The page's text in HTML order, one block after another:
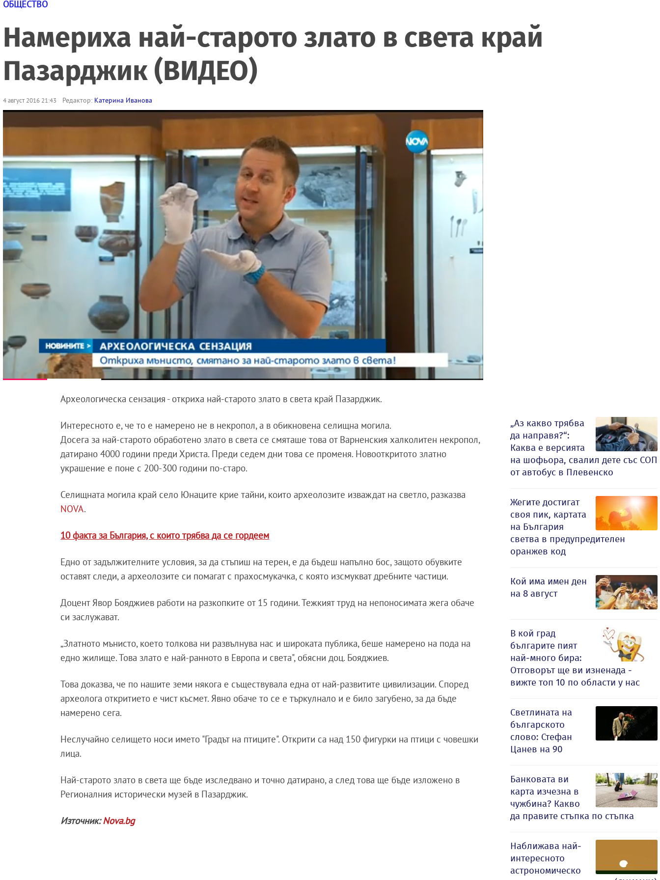
ОБЩЕСТВО
Намериха най-старото злато в света край
Пазарджик (ВИДЕО)
4 август 2016 21:43 Редактор: Катерина Иванова
Археологическа сензация - откриха най-старото злато в света край Пазарджик.
Интересното е, че то е намерено не в некропол, а в обикновена селищна могила.
Досега за най-старото обработено злато в света се смяташе това от Варненския халколитен некропол,
датирано 4000 години преди Христа. Преди седем дни това се променя. Новооткритото златно
украшение е поне с 200-300 години по-старо.
Селищната могила край село Юнаците крие тайни, които археолозите изваждат на светло, разказва
NOVA.
10 факта за България, с които трябва да се гордеем
Едно от задължителните условия, за да стъпиш на терен, е да бъдеш напълно бос, защото обувките
оставят следи, а археолозите си помагат с прахосмукачка, с която изсмукват дребните частици.
Доцент Явор Бояджиев работи на разкопките от 15 години. Тежкият труд на непоносимата жега обаче
си заслужават.
„Златното мънисто, което толкова ни развълнува нас и широката публика, беше намерено на пода на
едно жилище. Това злато е най-ранното в Европа и света", обясни доц. Бояджиев.
Това доказва, че по нашите земи някога е съществувала една от най-развитите цивилизации. Според
археолога откритието е чист късмет. Явно обаче то се е търкулнало и е било загубено, за да бъде
намерено сега.
Неслучайно селището носи името "Градът на птиците". Открити са над 150 фигурки на птици с човешки
лица.
Най-старото злато в света ще бъде изследвано и точно датирано, а след това ще бъде изложено в
Регионалния исторически музей в Пазарджик.
Източник:Nova.bg
„Аз какво трябва
да направя?“:
Каква е версията
на шофьора, свалил дете със СОП
от автобус в Плевенско
Жегите достигат
своя пик, картата
на България
светва в предупредителен
оранжев код
Кой има имен ден
на 8 август
В кой град
българите пият
най-много бира:
Отговорът ще ви изненада -
вижте топ 10 по области у нас
Светлината на
българското
слово: Стефан
Цанев на 90
Банковата ви
карта изчезна в
чужбина? Какво
да правите стъпка по стъпка
Наближава най-
интересното
астрономическо